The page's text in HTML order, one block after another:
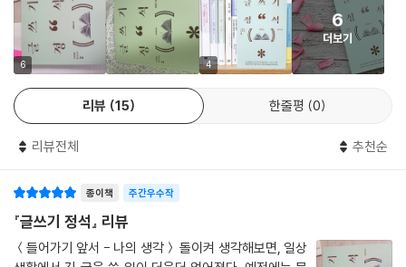
10 메시지 기능을 적절히 활용하라
제10장 유혹하는 기획서 쓰기
01 첫인상이 중요하다
02 한 장으로 끝내라
03 흥미로운 내용이어야 한다
04 상대방에 대해 많이 알아야 한다
06 하나의 기획서에는 하나의 목적만
07 요건을 충족시켜라
08 입안에서 실행까지의 절차
09 완성 후 체크리스트
력을 했는지 설명하는 것이 바람직하다. 예를 들면 단점이 ‘독단적’이라 밝
히고 그것을 극복하는 방안을 세가지 정도 적는 것이다. 이러한 태도는 늘
성찰하고 노력하는 자세와 함께 자신감을 보여 줌으로써 강렬한 인상을 심
어 줄 수 있다. 단점을 어떻게 처리하느냐에 따라 자소서의 격이 달라진다.
---p.224
실제로 보고서를 검토하는 사람들은 요약본을 우선적으로 읽어본다는 조
최소한의 목적을 달성하는 셈이다. 2~3장짜리 요약본도 유용하지만 가능
하면 한 장으로 만드는 것이 바람직하다. 따로 요약본을 만들어도 되고 목
차 다음 부분에 ‘요약’을 첨부해도 된다. 글을 요약하기도 쉬운 일이 아니므
로 요약본을 만들려면 글을 압축하는 기술이 필요하다. 요약본에는 본문의
히 해결할 수 있다.
- 기초가 튼튼해야 글을 잘 쓴다
- 틀을 잘 짜야 알맹이가 있다
- 설득은 논리에서 나온다
- 제목이 반이다
- 대충 써 놓고 다듬어라
기초에서 자소서 - 기획서 - 보고서 - SNS - 보도자료까지 실전 글쓰기
의 모든 것
6 4
6
더보기
리뷰 15 한줄평 0
리뷰전체 추천순
종이책 주간우수작
『글쓰기 정석』 리뷰
＜들어가기 앞서 - 나의 생각＞ 돌이켜 생각해보면, 일상